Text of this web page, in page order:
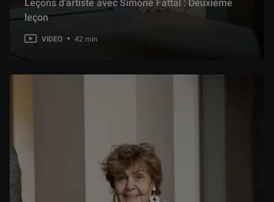
Leçons d’artiste avec Simone Fattal : Deuxième
leçon
VIDEO 42 min